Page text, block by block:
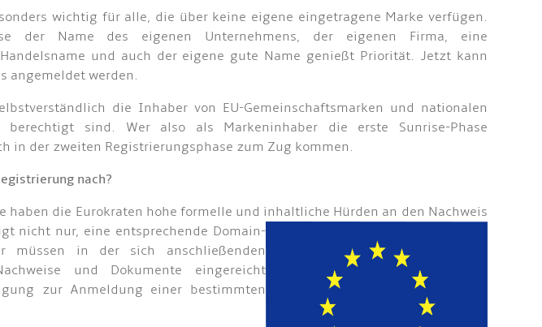
wichtig für alle, die über keine eigene eingetragene Marke verfügen.
der Name des eigenen Unternehmens, der eigenen Firma, eine
und auch der eigene gute Name genießt Priorität. Jetzt kann
angemeldet werden.
die Inhaber von EU-Gemeinschaftsmarken und nationalen
sind. Wer also als Markeninhaber die erste Sunrise-Phase
in der zweiten Registrierungsphase zum Zug kommen.
nach?
haben die Eurokraten hohe formelle und inhaltliche Hürden an den Nachweis
nicht nur, eine entsprechende Domain-
müssen in der sich anschließenden
und Dokumente eingereicht
zur Anmeldung einer bestimmten